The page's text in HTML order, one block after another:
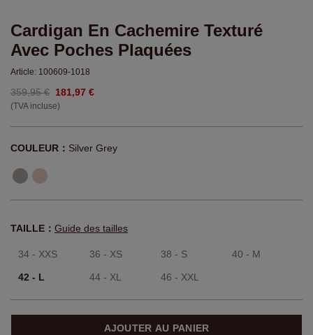
Cardigan En Cachemire Texturé
Avec Poches Plaquées
Article: 100609-1018
359,95 € 181,97 €
(TVA incluse)
COULEUR： Silver Grey
TAILLE： Guide des tailles
34 - XXS 36 - XS 38 - S 40 - M
42 - L 44 - XL 46 - XXL
AJOUTER AU PANIER